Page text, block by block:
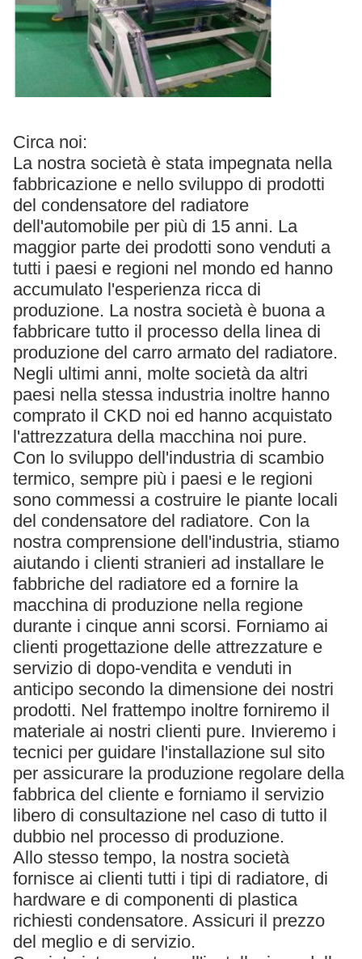
Circa noi:
La nostra società è stata impegnata nella
fabbricazione e nello sviluppo di prodotti
del condensatore del radiatore
dell'automobile per più di 15 anni. La
maggior parte dei prodotti sono venduti a
tutti i paesi e regioni nel mondo ed hanno
accumulato l'esperienza ricca di
produzione. La nostra società è buona a
fabbricare tutto il processo della linea di
produzione del carro armato del radiatore.
Negli ultimi anni, molte società da altri
paesi nella stessa industria inoltre hanno
comprato il CKD noi ed hanno acquistato
l'attrezzatura della macchina noi pure.
Con lo sviluppo dell'industria di scambio
termico, sempre più i paesi e le regioni
sono commessi a costruire le piante locali
del condensatore del radiatore. Con la
nostra comprensione dell'industria, stiamo
aiutando i clienti stranieri ad installare le
fabbriche del radiatore ed a fornire la
macchina di produzione nella regione
durante i cinque anni scorsi. Forniamo ai
clienti progettazione delle attrezzature e
servizio di dopo-vendita e venduti in
anticipo secondo la dimensione dei nostri
prodotti. Nel frattempo inoltre forniremo il
materiale ai nostri clienti pure. Invieremo i
tecnici per guidare l'installazione sul sito
per assicurare la produzione regolare della
fabbrica del cliente e forniamo il servizio
libero di consultazione nel caso di tutto il
dubbio nel processo di produzione.
Allo stesso tempo, la nostra società
fornisce ai clienti tutti i tipi di radiatore, di
hardware e di componenti di plastica
richiesti condensatore. Assicuri il prezzo
del meglio e di servizio.